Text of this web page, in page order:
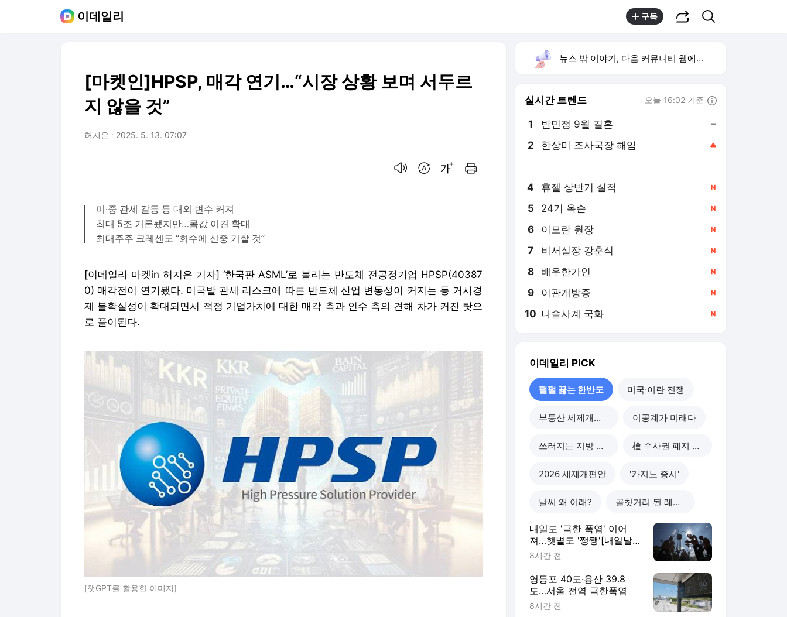
이데일리 구독
[마켓인]HPSP, 매각 연기…“시장 상황 보며 서두르
지 않을 것”
허지은 2025. 5. 13. 07:07
미·중 관세 갈등 등 대외 변수 커져
최대 5조 거론됐지만…몸값 이견 확대
최대주주 크레센도 “회수에 신중 기할 것”
[이데일리 마켓in 허지은 기자] ‘한국판 ASML’로 불리는 반도체 전공정기업 HPSP(40387
0) 매각전이 연기됐다. 미국발 관세 리스크에 따른 반도체 산업 변동성이 커지는 등 거시경
제 불확실성이 확대되면서 적정 기업가치에 대한 매각 측과 인수 측의 견해 차가 커진 탓으
로 풀이된다.
[챗GPT를 활용한 이미지]
뉴스 밖 이야기, 다음 커뮤니티 웹에서 보기
실시간 트렌드 오늘 16:02 기준
1 반민정 9월 결혼
2 한상미 조사국장 해임
4 휴젤 상반기 실적
5 24기 옥순
6 이모란 원장
7 비서실장 강훈식
8 배우한가인
9 이관개방증
10 나솔사계 국화
이데일리 PICK
펄펄 끓는 한반도 미국·이란 전쟁
부동산 세제개편 후폭풍 이공계가 미래다
쓰러지는 지방 부동산 檢 수사권 폐지 후폭풍
2026 세제개편안 '카지노 증시'
날씨 왜 이래? 골칫거리 된 레버리지
내일도 '극한 폭염' 이어
져…햇볕도 '쨍쨍'[내일날
씨]
8시간 전
영등포 40도·용산 39.8
도…서울 전역 극한폭염
8시간 전